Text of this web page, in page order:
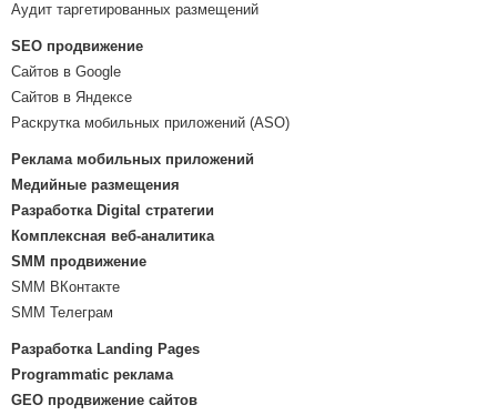
Аудит таргетированных размещений
SEO продвижение
Сайтов в Google
Сайтов в Яндексе
Раскрутка мобильных приложений (ASO)
Реклама мобильных приложений
Медийные размещения
Разработка Digital стратегии
Комплексная веб-аналитика
SMM продвижение
SMM ВКонтакте
SMM Телеграм
Разработка Landing Pages
Programmatic реклама
GEO продвижение сайтов